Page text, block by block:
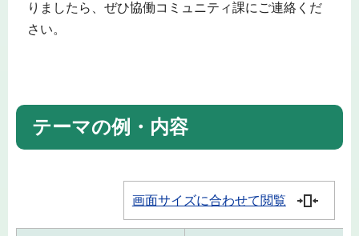
りましたら、ぜひ協働コミュニティ課にご連絡くだ
さい。
テーマの例・内容
画面サイズに合わせて閲覧